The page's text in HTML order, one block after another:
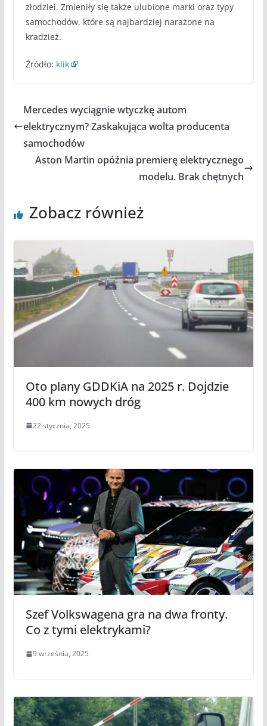
złodziei. Zmieniły się także ulubione marki oraz typy
samochodów, które są najbardziej narażone na
kradzież.
Źródło: klik
Mercedes wyciągnie wtyczkę autom
elektrycznym? Zaskakująca wolta producenta
samochodów
Aston Martin opóźnia premierę elektrycznego
modelu. Brak chętnych
Zobacz również
Oto plany GDDKiA na 2025 r. Dojdzie
400 km nowych dróg
22 stycznia, 2025
Szef Volkswagena gra na dwa fronty.
Co z tymi elektrykami?
9 września, 2025